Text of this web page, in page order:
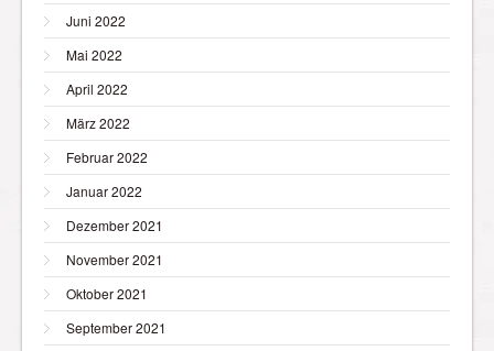
Juni 2022
Mai 2022
April 2022
März 2022
Februar 2022
Januar 2022
Dezember 2021
November 2021
Oktober 2021
September 2021